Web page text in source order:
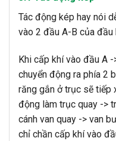
Tác động kép hay nói
vào 2 đầu A-B của đầu
Khi cấp khí vào đầu A
chuyển động ra phía 2
răng gắn ở trục sẽ tiếp
động làm trục quay ->
cánh van quay -> van
chỉ chần cấp khí vào